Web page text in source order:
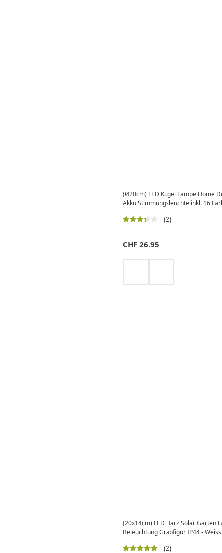
(Ø20cm) LED Kugel Lampe Home
Akku Stimmungsleuchte inkl. 16
(2)
CHF 26.95
(20x14cm) LED Harz Solar Garten
Beleuchtung Grabfigur IP44 - Weiss
(2)